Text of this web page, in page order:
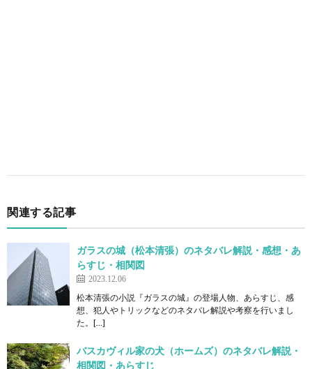
関連する記事
ガラスの城（松本清張）のネタバレ解説・感想・あ
らすじ・相関図
2023.12.06
松本清張の小説『ガラスの城』の登場人物、あらすじ、感
想、犯人やトリックなどのネタバレ解説や考察を行いまし
た。[…]
バスカヴィル家の犬（ホームズ）のネタバレ解説・
相関図・あらすじ